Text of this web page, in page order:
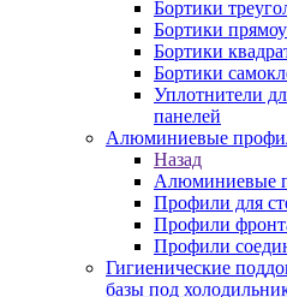
Бортики
Бортики
Бортики
Бортики
Уплотнители
панелей
Алюминиевые
Назад
Алюминиевые
Профили для
Профили
Профили
Гигиенические
базы под